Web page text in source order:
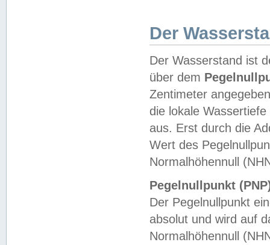
Der
Der Wasserstand ist
über dem
Zentimeter
die lokale
aus. Erst durch die
Wert des
Normalhöhennull
Pegelnullpunkt
Der Pegelnullpunkt
absolut und wird auf
Normalhöhennull